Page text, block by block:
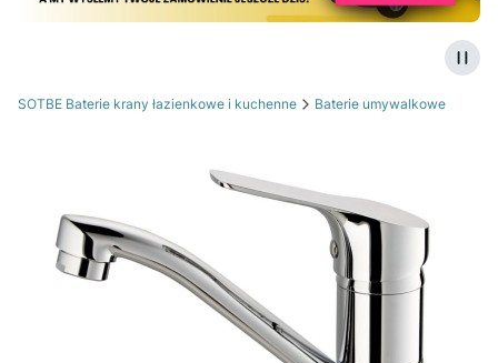
SOTBE Baterie krany łazienkowe i kuchenne Baterie umywalkowe